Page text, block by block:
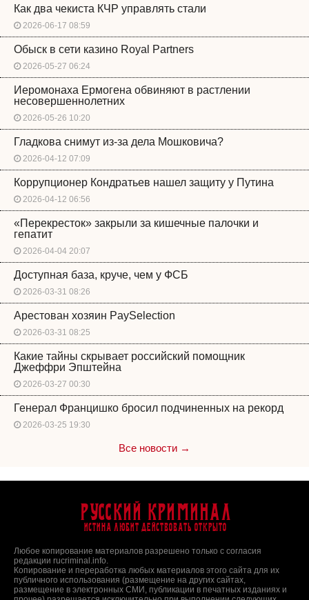
Как два чекиста КЧР управлять стали
2026-06-17 08:59
Обыск в сети казино Royal Partners
2026-05-27 06:24
Иеромонаха Ермогена обвиняют в растлении
несовершеннолетних
2026-05-26 10:20
Гладкова снимут из-за дела Мошковича?
2026-04-12 07:09
Коррупционер Кондратьев нашел защиту у Путина
2026-04-12 06:56
«Перекресток» закрыли за кишечные палочки и
гепатит
2026-04-04 20:07
Доступная база, круче, чем у ФСБ
2026-03-31 08:26
Арестован хозяин PaySelection
2026-03-31 08:25
Какие тайны скрывает российский помощник
Джеффри Эпштейна
2026-03-27 00:30
Генерал Францишко бросил подчиненных на рекорд
2026-03-25 19:30
Все новости →
Русский Криминал
Истина любит действовать открыто
Любое копирование материалов разрешено только с согласия
редакции rucriminal.info.
Копирование и переработка любых материалов этого сайта для их
публичного использования (размещение на других сайтах,
размещение в электронных СМИ, публикации в печатных изданиях и